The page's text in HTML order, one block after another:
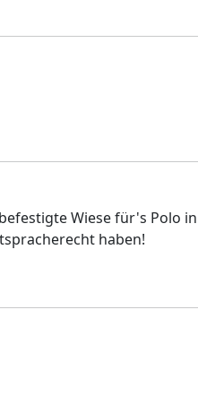
Wiese für's Polo in
haben!